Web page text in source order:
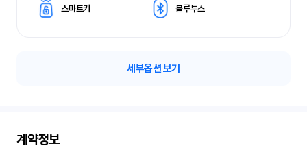
스마트키 블루투스
세부옵션 보기
계약정보